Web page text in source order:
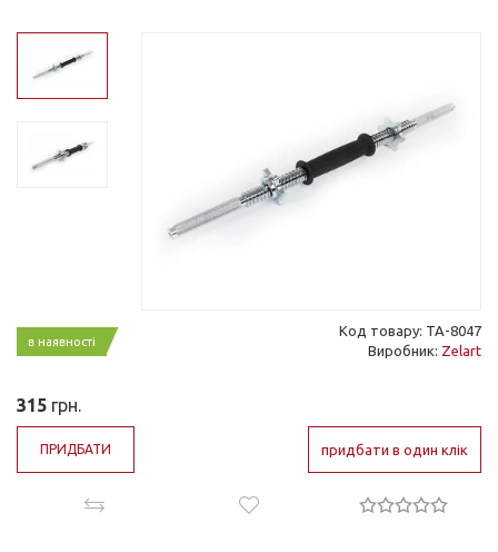
в наявності
Код товару: TA-8047
Виробник: Zelart
315 грн.
ПРИДБАТИ придбати в один клік